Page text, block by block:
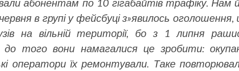
абонентам по 10 гігабайтів трафіку. Нам
в групі у фейсбуці з»явилось
на вільній території, бо з 1 липня
до того вони намагалися це зробити:
оператори їх ремонтували. Таке